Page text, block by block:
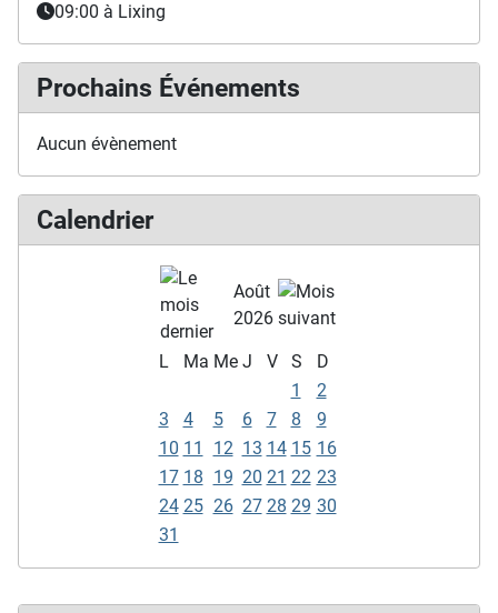
09:00 à Lixing
Prochains Événements
Aucun évènement
Calendrier
Août
2026
L Ma Me J V S
D
1
2
3
4 5 6 7 8
9
10 11 12 13 14 15 16
17 18 19 20 21 22 23
24 25 26 27 28 29 30
31